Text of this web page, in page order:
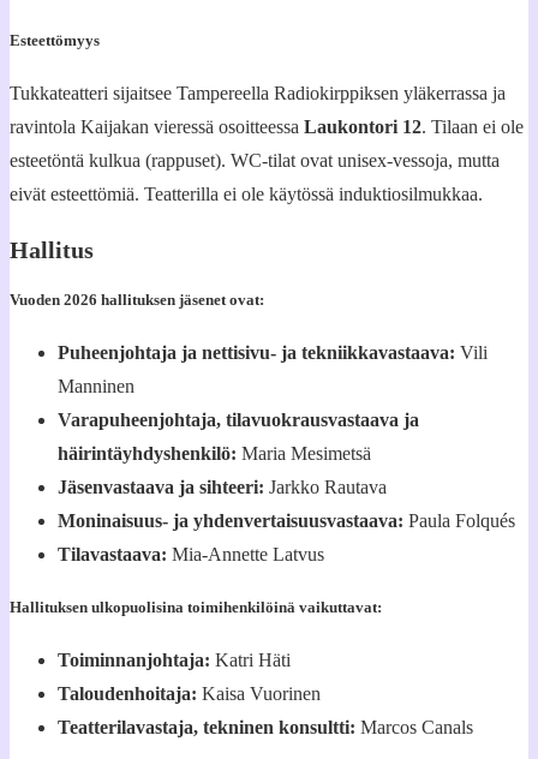
Esteettömyys
Tukkateatteri sijaitsee Tampereella Radiokirppiksen yläkerrassa ja
ravintola Kaijakan vieressä osoitteessa Laukontori 12. Tilaan ei ole
esteetöntä kulkua (rappuset). WC-tilat ovat unisex-vessoja, mutta
eivät esteettömiä. Teatterilla ei ole käytössä induktiosilmukkaa.
Hallitus
Vuoden 2026 hallituksen jäsenet ovat:
Puheenjohtaja ja nettisivu- ja tekniikkavastaava: Vili
Manninen
Varapuheenjohtaja, tilavuokrausvastaava ja
häirintäyhdyshenkilö: Maria Mesimetsä
Jäsenvastaava ja sihteeri: Jarkko Rautava
Moninaisuus- ja yhdenvertaisuusvastaava: Paula Folqués
Tilavastaava: Mia-Annette Latvus
Hallituksen ulkopuolisina toimihenkilöinä vaikuttavat:
Toiminnanjohtaja: Katri Häti
Taloudenhoitaja: Kaisa Vuorinen
Teatterilavastaja, tekninen konsultti: Marcos Canals